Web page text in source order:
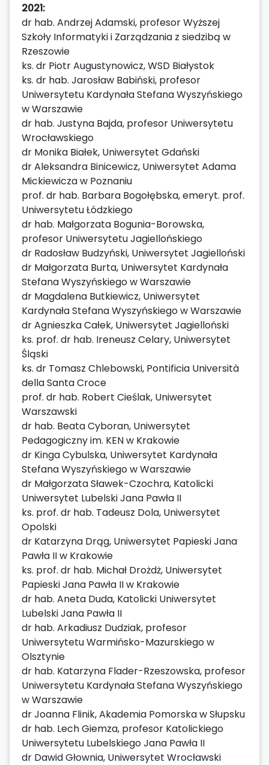
2021:
dr hab. Andrzej Adamski, profesor Wyższej
Szkoły Informatyki i Zarządzania z siedzibą w
Rzeszowie
ks. dr Piotr Augustynowicz, WSD Białystok
ks. dr hab. Jarosław Babiński, profesor
Uniwersytetu Kardynała Stefana Wyszyńskiego
w Warszawie
dr hab. Justyna Bajda, profesor Uniwersytetu
Wrocławskiego
dr Monika Białek, Uniwersytet Gdański
dr Aleksandra Binicewicz, Uniwersytet Adama
Mickiewicza w Poznaniu
prof. dr hab. Barbara Bogołębska, emeryt. prof.
Uniwersytetu Łódzkiego
dr hab. Małgorzata Bogunia-Borowska,
profesor Uniwersytetu Jagiellońskiego
dr Radosław Budzyński, Uniwersytet Jagielloński
dr Małgorzata Burta, Uniwersytet Kardynała
Stefana Wyszyńskiego w Warszawie
dr Magdalena Butkiewicz, Uniwersytet
Kardynała Stefana Wyszyńskiego w Warszawie
dr Agnieszka Całek, Uniwersytet Jagielloński
ks. prof. dr hab. Ireneusz Celary, Uniwersytet
Śląski
ks. dr Tomasz Chlebowski, Pontificia Università
della Santa Croce
prof. dr hab. Robert Cieślak, Uniwersytet
Warszawski
dr hab. Beata Cyboran, Uniwersytet
Pedagogiczny im. KEN w Krakowie
dr Kinga Cybulska, Uniwersytet Kardynała
Stefana Wyszyńskiego w Warszawie
dr Małgorzata Sławek-Czochra, Katolicki
Uniwersytet Lubelski Jana Pawła II
ks. prof. dr hab. Tadeusz Dola, Uniwersytet
Opolski
dr Katarzyna Drąg, Uniwersytet Papieski Jana
Pawła II w Krakowie
ks. prof. dr hab. Michał Drożdż, Uniwersytet
Papieski Jana Pawła II w Krakowie
dr hab. Aneta Duda, Katolicki Uniwersytet
Lubelski Jana Pawła II
dr hab. Arkadiusz Dudziak, profesor
Uniwersytetu Warmińsko-Mazurskiego w
Olsztynie
dr hab. Katarzyna Flader-Rzeszowska, profesor
Uniwersytetu Kardynała Stefana Wyszyńskiego
w Warszawie
dr Joanna Flinik, Akademia Pomorska w Słupsku
dr hab. Lech Giemza, profesor Katolickiego
Uniwersytetu Lubelskiego Jana Pawła II
dr Dawid Głownia, Uniwersytet Wrocławski